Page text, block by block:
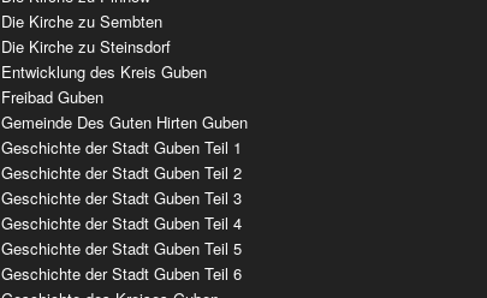
Die Kirche zu Sembten
Die Kirche zu Steinsdorf
Entwicklung des Kreis Guben
Freibad Guben
Gemeinde Des Guten Hirten Guben
Geschichte der Stadt Guben Teil 1
Geschichte der Stadt Guben Teil 2
Geschichte der Stadt Guben Teil 3
Geschichte der Stadt Guben Teil 4
Geschichte der Stadt Guben Teil 5
Geschichte der Stadt Guben Teil 6